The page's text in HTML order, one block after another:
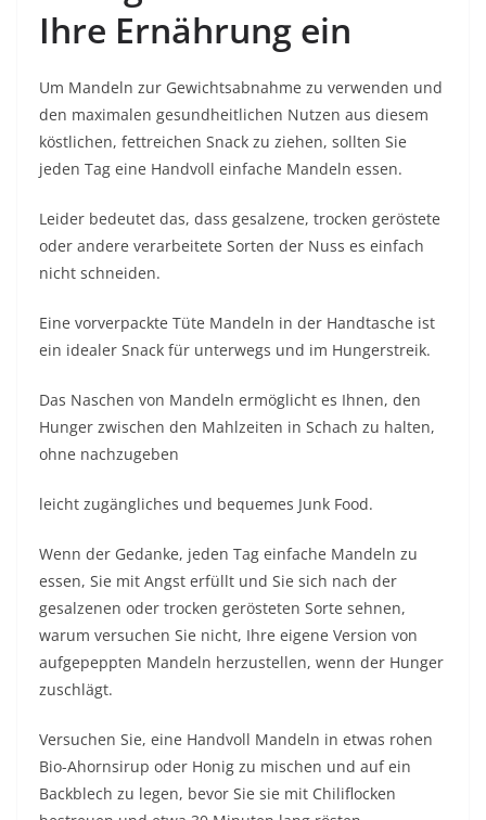
Ihre Ernährung ein
Um Mandeln zur Gewichtsabnahme zu verwenden und
den maximalen gesundheitlichen Nutzen aus diesem
köstlichen, fettreichen Snack zu ziehen, sollten Sie
jeden Tag eine Handvoll einfache Mandeln essen.
Leider bedeutet das, dass gesalzene, trocken geröstete
oder andere verarbeitete Sorten der Nuss es einfach
nicht schneiden.
Eine vorverpackte Tüte Mandeln in der Handtasche ist
ein idealer Snack für unterwegs und im Hungerstreik.
Das Naschen von Mandeln ermöglicht es Ihnen, den
Hunger zwischen den Mahlzeiten in Schach zu halten,
ohne nachzugeben
leicht zugängliches und bequemes Junk Food.
Wenn der Gedanke, jeden Tag einfache Mandeln zu
essen, Sie mit Angst erfüllt und Sie sich nach der
gesalzenen oder trocken gerösteten Sorte sehnen,
warum versuchen Sie nicht, Ihre eigene Version von
aufgepeppten Mandeln herzustellen, wenn der Hunger
zuschlägt.
Versuchen Sie, eine Handvoll Mandeln in etwas rohen
Bio-Ahornsirup oder Honig zu mischen und auf ein
Backblech zu legen, bevor Sie sie mit Chiliflocken